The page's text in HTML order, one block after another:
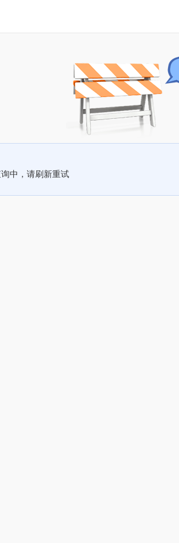
中，请刷新重试